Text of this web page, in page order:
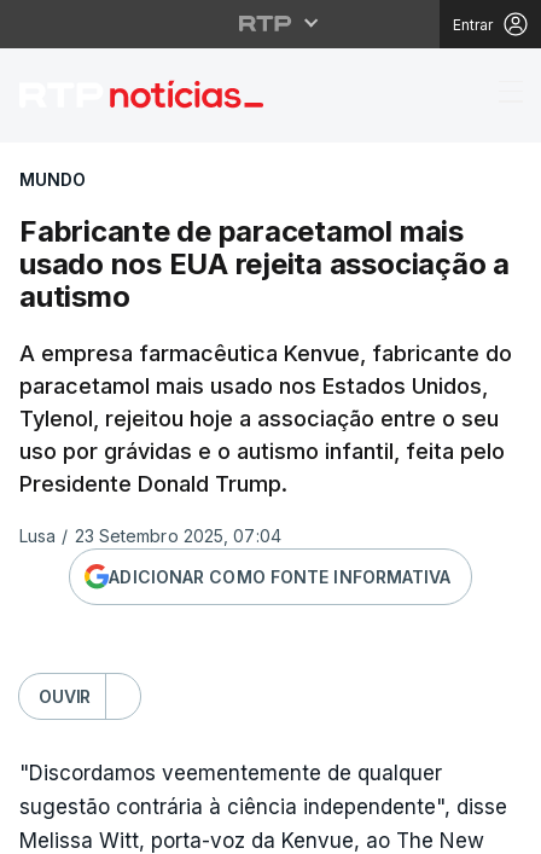
Entrar
Fabricante de
MUNDO
Fabricante de paracetamol mais
usado nos EUA rejeita associação a
autismo
A empresa farmacêutica Kenvue, fabricante do
paracetamol mais usado nos Estados Unidos,
Tylenol, rejeitou hoje a associação entre o seu
uso por grávidas e o autismo infantil, feita pelo
Presidente Donald Trump.
Lusa / 23 Setembro 2025, 07:04
ADICIONAR COMO FONTE INFORMATIVA
OUVIR
"Discordamos veementemente de qualquer
sugestão contrária à ciência independente", disse
Melissa Witt, porta-voz da Kenvue, ao The New